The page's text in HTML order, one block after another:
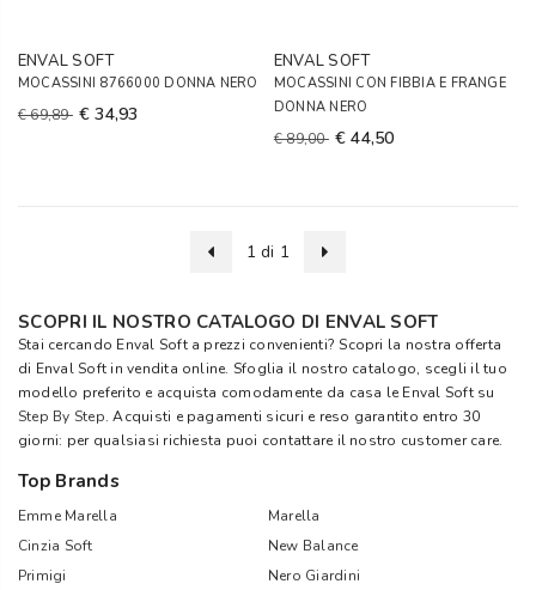
ENVAL SOFT
MOCASSINI 8766000 DONNA NERO
€ 69,89 € 34,93
ENVAL SOFT
MOCASSINI CON FIBBIA E FRANGE
DONNA NERO
€ 89,00 € 44,50
1 di 1
SCOPRI IL NOSTRO CATALOGO DI ENVAL SOFT
Stai cercando Enval Soft a prezzi convenienti? Scopri la nostra offerta
di Enval Soft in vendita online. Sfoglia il nostro catalogo, scegli il tuo
modello preferito e acquista comodamente da casa le Enval Soft su
Step By Step. Acquisti e pagamenti sicuri e reso garantito entro 30
giorni: per qualsiasi richiesta puoi contattare il nostro customer care.
Top Brands
Emme Marella
Marella
Cinzia Soft
New Balance
Primigi
Nero Giardini